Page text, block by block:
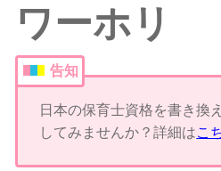
ワーホリ
告知
日本の保育士資格を書き換
してみませんか？詳細はこ